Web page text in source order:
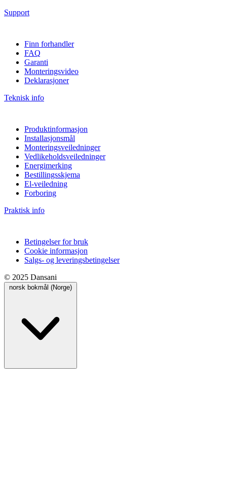
Support
Finn forhandler
FAQ
Garanti
Monteringsvideo
Deklarasjoner
Teknisk info
Produktinformasjon
Installasjonsmål
Monteringsveiledninger
Vedlikeholdsveiledninger
Energimerking
Bestillingsskjema
El-veiledning
Forboring
Praktisk info
Betingelser for bruk
Cookie informasjon
Salgs- og leveringsbetingelser
© 2025 Dansani
norsk bokmål (Norge)